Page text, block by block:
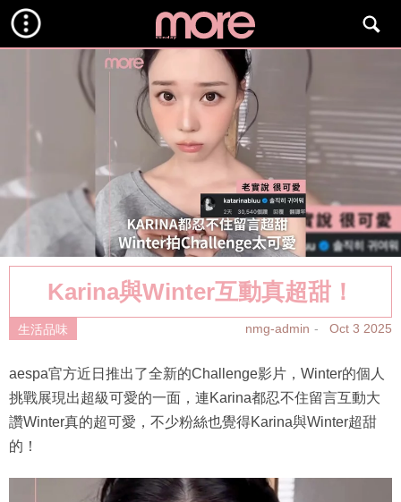
Karina與Winter互動真超甜！
生活品味 nmg-admin Oct 3 2025
aespa官方近日推出了全新的Challenge影片，Winter的個人
挑戰展現出超級可愛的一面，連Karina都忍不住留言互動大
讚Winter真的超可愛，不少粉絲也覺得Karina與Winter超甜
的！